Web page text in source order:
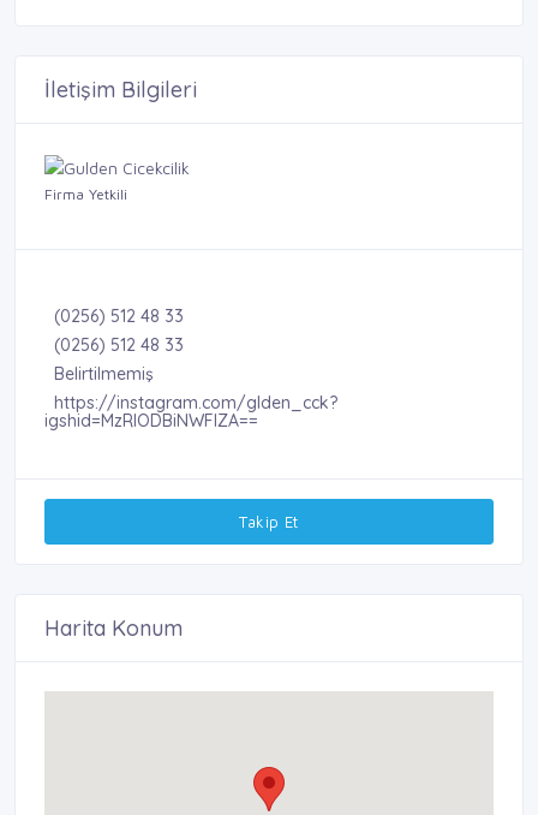
İletişim Bilgileri
Firma Yetkili
(0256) 512 48 33
(0256) 512 48 33
Belirtilmemiş
https://instagram.com/glden_cck?
igshid=MzRlODBiNWFlZA==
Takip Et
Harita Konum